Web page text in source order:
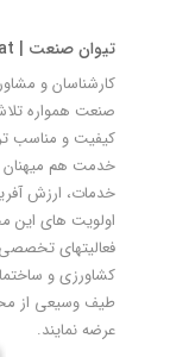
تیوان صنعت | T1Sanat
کارشناسان و
صنعت همواره
کیفیت و مناسب
خدمت هم میهنان
خدمات، ارزش
اولویت های این
فعالیتهای
کشاورزی و
طیف وسیعی از
عرضه نمایند.